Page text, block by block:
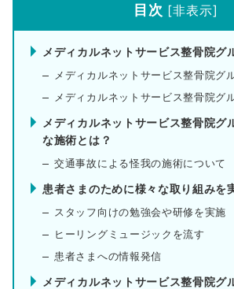
目次 [非表示]
メディカルネットサービス整骨院グ
メディカルネットサービス整骨院グ
メディカルネットサービス整骨院グ
メディカルネットサービス整骨院グ
な施術とは？
交通事故による怪我の施術について
患者さまのために様々な取り組みを
スタッフ向けの勉強会や研修を実施
ヒーリングミュージックを流す
患者さまへの情報発信
メディカルネットサービス整骨院グ